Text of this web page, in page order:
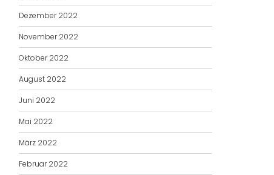
Dezember 2022
November 2022
Oktober 2022
August 2022
Juni 2022
Mai 2022
März 2022
Februar 2022